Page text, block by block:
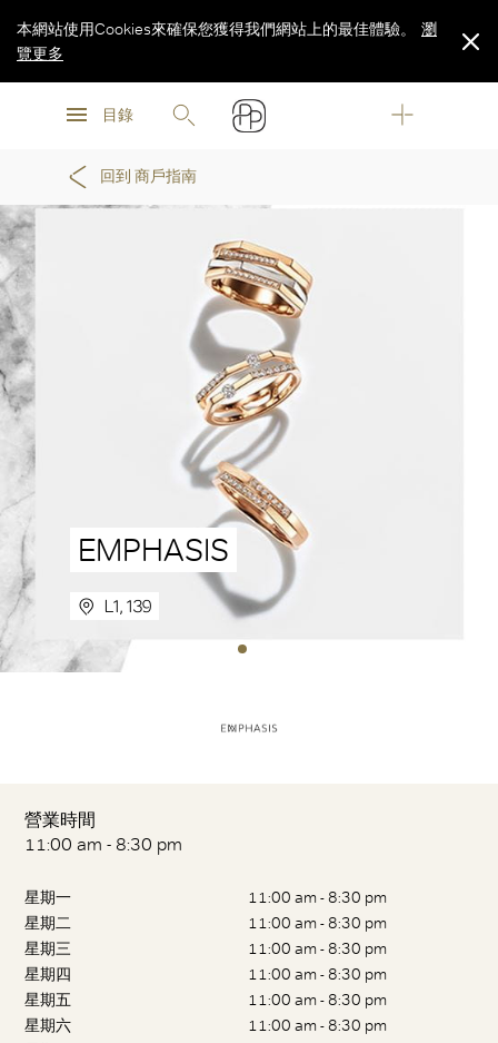
瀏
目錄
本網站使用Cookies來確保您獲得我們網站上的最佳體驗。
瀏
覽更多
回到 商戶指南
EMPHASIS
L1, 139
營業時間
11:00 am - 8:30 pm
星期一
11:00 am - 8:30 pm
星期二
11:00 am - 8:30 pm
星期三
11:00 am - 8:30 pm
星期四
11:00 am - 8:30 pm
星期五
11:00 am - 8:30 pm
星期六
11:00 am - 8:30 pm